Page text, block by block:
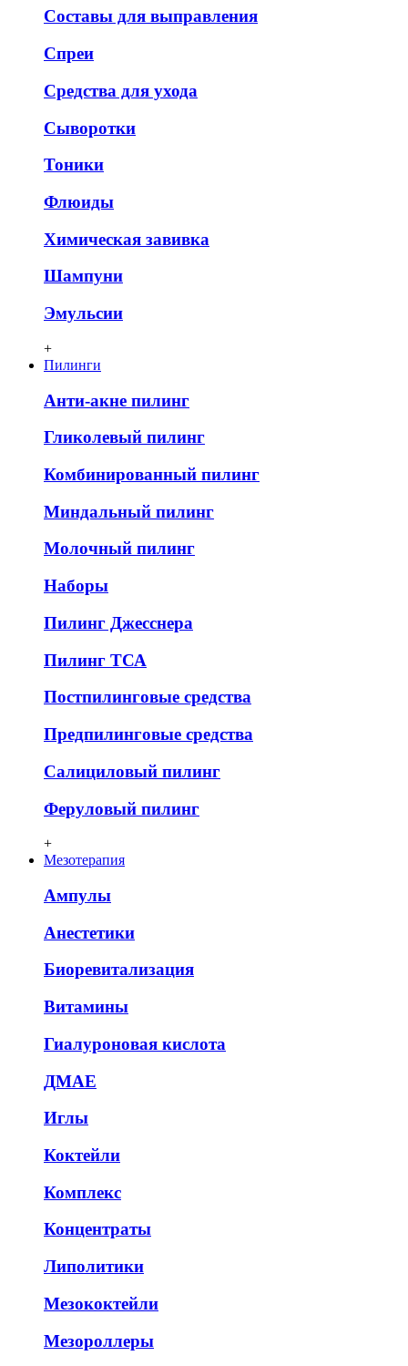
Составы для выправления
Спреи
Средства для ухода
Сыворотки
Тоники
Флюиды
Химическая завивка
Шампуни
Эмульсии
+
Пилинги
Анти-акне пилинг
Гликолевый пилинг
Комбинированный пилинг
Миндальный пилинг
Молочный пилинг
Наборы
Пилинг Джесснера
Пилинг ТСА
Постпилинговые средства
Предпилинговые средства
Салициловый пилинг
Феруловый пилинг
+
Мезотерапия
Ампулы
Анестетики
Биоревитализация
Витамины
Гиалуроновая кислота
ДМАЕ
Иглы
Коктейли
Комплекс
Концентраты
Липолитики
Мезококтейли
Мезороллеры